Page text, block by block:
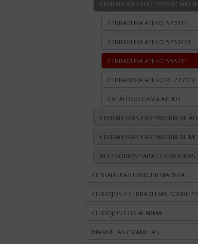
CERRADURAS
CERRADURA ATEKO 5703TE
CERRADURA ATEKO 5753CCI
CERRADURA ATEKO 5557TE
CERRADURA ATEKO RF 7773TE
CATÁLOGO GAMA ATEKO
CERRADURAS CARPINTERÍA DE
CERRADURAS CARPINTERÍA DE
ACCESORIOS PARA CERRADURAS
CERRADURAS EMBUTIR MADERA
CERROJOS Y CERRADURAS
CERROJOS CON ALARMA
MANIVELAS / MANILLAS